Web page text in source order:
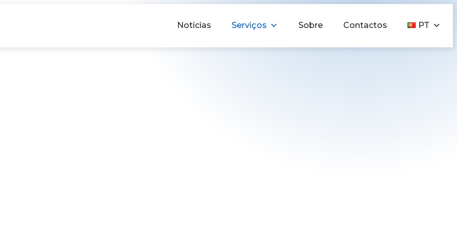
Notícias Serviços Sobre Contactos PT